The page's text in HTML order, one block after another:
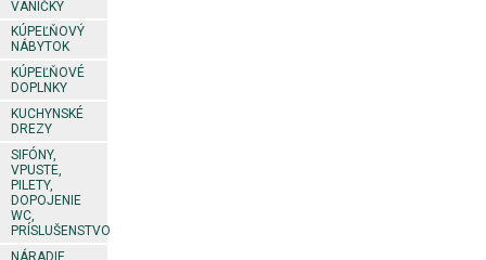
VANIČKY
KÚPEĽŇOVÝ
NÁBYTOK
KÚPEĽŇOVÉ
DOPLNKY
KUCHYNSKÉ
DREZY
SIFÓNY,
VPUSTE,
PILETY,
DOPOJENIE
WC,
PRÍSLUŠENSTVO
NÁRADIE